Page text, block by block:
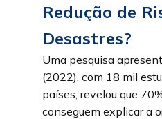
Redução de
Desastres?
Uma pesquisa
(2022), com 18 mil
países, revelou que
conseguem explicar a